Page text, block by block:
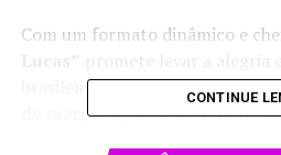
Com um formato dinâmico e
brasileiro para a televisão. Não
de março, a partir de14h, no
CONTINUE